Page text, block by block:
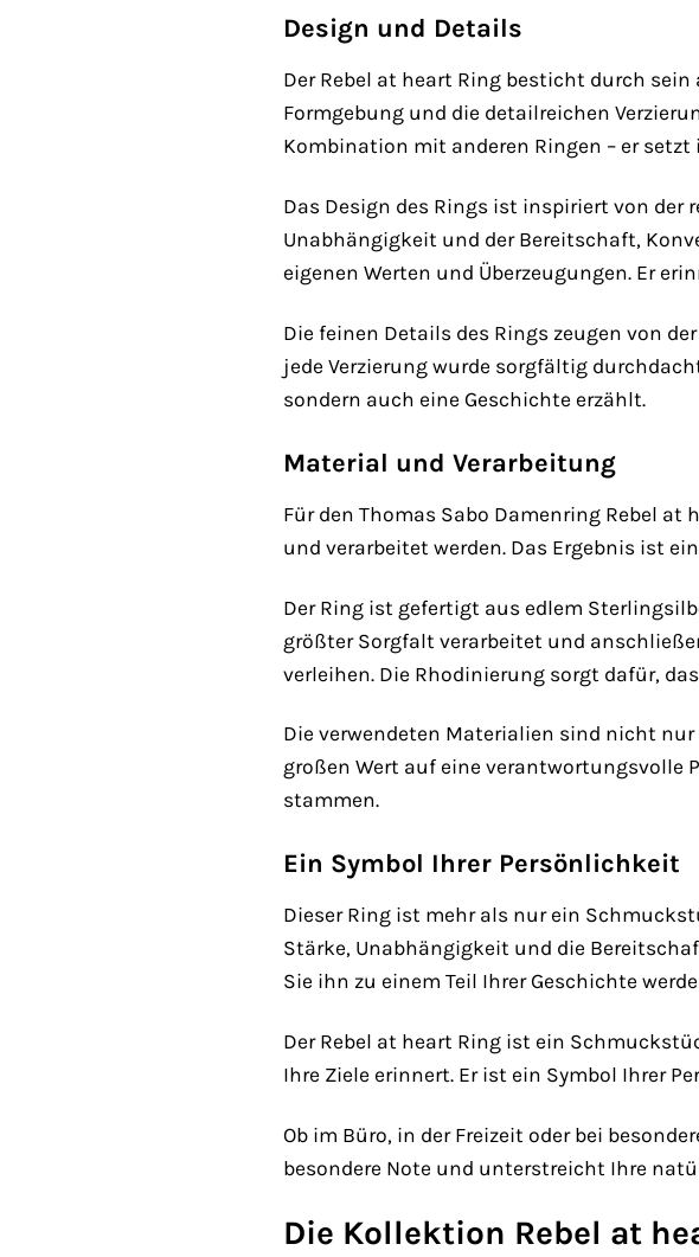
Design und Details
Der Rebel at heart Ring besticht durch
Formgebung und die detailreichen
Kombination mit anderen Ringen – er
Das Design des Rings ist inspiriert von der
Unabhängigkeit und der Bereitschaft,
eigenen Werten und Überzeugungen. Er
Die feinen Details des Rings zeugen von
jede Verzierung wurde sorgfältig
sondern auch eine Geschichte erzählt.
Material und Verarbeitung
Für den Thomas Sabo Damenring Rebel
und verarbeitet werden. Das Ergebnis ist
Der Ring ist gefertigt aus edlem
größter Sorgfalt verarbeitet und
verleihen. Die Rhodinierung sorgt dafür,
Die verwendeten Materialien sind nicht
großen Wert auf eine verantwortungsvolle
stammen.
Ein Symbol Ihrer Persönlichkeit
Dieser Ring ist mehr als nur ein
Stärke, Unabhängigkeit und die
Sie ihn zu einem Teil Ihrer Geschichte
Der Rebel at heart Ring ist ein
Ihre Ziele erinnert. Er ist ein Symbol Ihrer
Ob im Büro, in der Freizeit oder bei
besondere Note und unterstreicht Ihre
Die Kollektion Rebel at